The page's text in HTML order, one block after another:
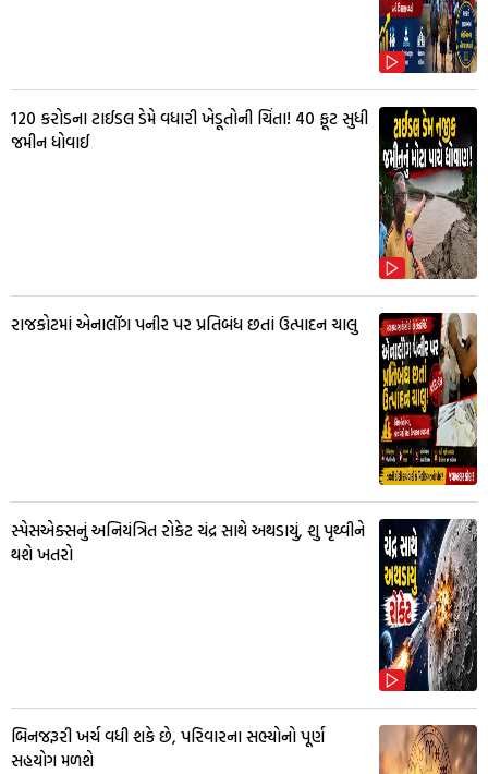
₹120 કરોડના ટાઈડલ ડેમે વધારી ખેડૂતોની ચિંતા! 40 ફૂટ સુધી
જમીન ધોવાઈ
રાજકોટમાં એનાલૉગ પનીર પર પ્રતિબંધ છતાં ઉત્પાદન ચાલુ
સ્પેસએક્સનું અનિયંત્રિત રોકેટ ચંદ્ર સાથે અથડાયું, શુ પૃથ્વીને
થશે ખતરો
બિનજરૂરી ખર્ચ વધી શકે છે, પરિવારના સભ્યોનો પૂર્ણ
સહયોગ મળશે